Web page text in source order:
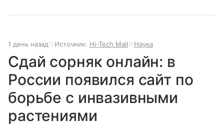
1 день назад Источник: Hi-Tech Mail Наука
Сдай сорняк онлайн: в
России появился сайт по
борьбе с инвазивными
растениями